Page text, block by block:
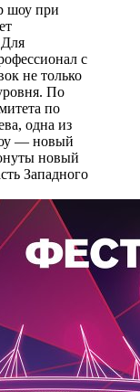
шоу при
Для
с
не только
По
по
одна из
— новый
новый
Западного